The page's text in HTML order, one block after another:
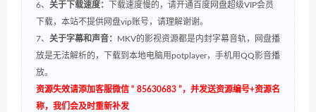
6、 关于下载速度：
下载速度慢的，请开通百度网盘超级VIP会员
下载，本站不提供网盘vip账号，请理解谢谢。
7、 关于字幕和声音：
MKV的影视资源都是内封字幕音轨，网盘播
放是无法解析的，下载到本地电脑用potplayer，手机用QQ影音播
放。
资源失效请添加客服微信 “ 85630683 ”，并发送资源编号+资源名
称，我们会及时重新补发